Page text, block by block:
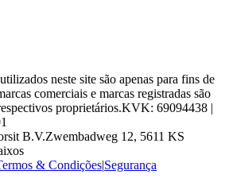
neste site são apenas para fins de
comerciais e marcas registradas são
proprietários.KVK: 69094438 |
B.V.Zwembadweg 12, 5611 KS
& Condições|Segurança